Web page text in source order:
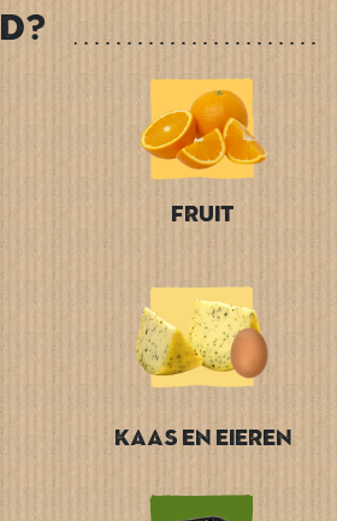
Fruit
Kaas en Eieren